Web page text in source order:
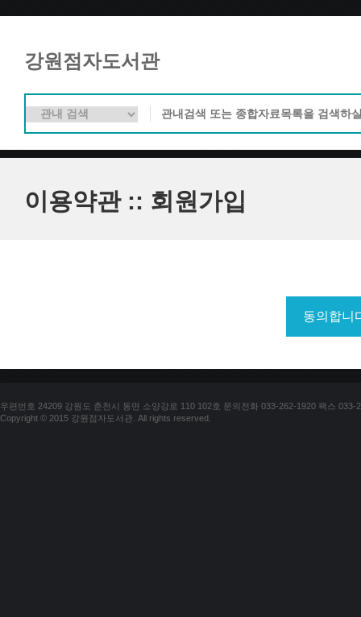
강원점자도서관
이용약관 :: 회원가입
우편번호 24209 강원도 춘천시 동면 소양강로 110 102호 문의전화 033-262-1920 팩스 033-
Copyright © 2015 강원점자도서관. All rights reserved.